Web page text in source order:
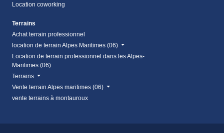
Location coworking
Terrains
Achat terrain professionnel
location de terrain Alpes Maritimes (06)
Location de terrain professionnel dans les Alpes-
Maritimes (06)
Terrains
Vente terrain Alpes maritimes (06)
vente terrains à montauroux